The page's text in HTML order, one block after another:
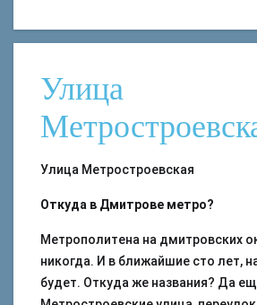
Улица
Улица Метростроевская
Откуда в Дмитрове метро?
Метрополитена на дмитровских
никогда. И в ближайшие сто лет,
будет. Откуда же названия? Да